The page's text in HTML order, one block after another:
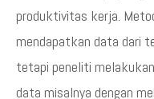
produktivitas kerja.
mendapatkan data dari
tetapi peneliti
data misalnya dengan